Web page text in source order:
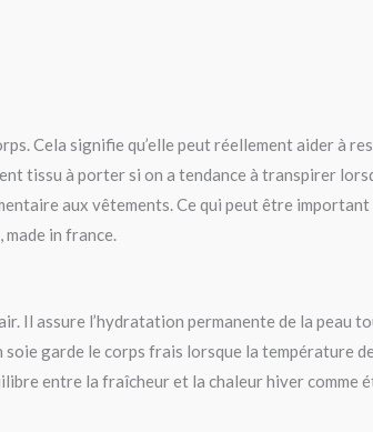
Cela signifie qu’elle peut réellement aider à
tissu à porter si on a tendance à transpirer
aux vêtements. Ce qui peut être
made in france.
Il assure l’hydratation permanente de la peau
garde le corps frais lorsque la température
entre la fraîcheur et la chaleur hiver comme